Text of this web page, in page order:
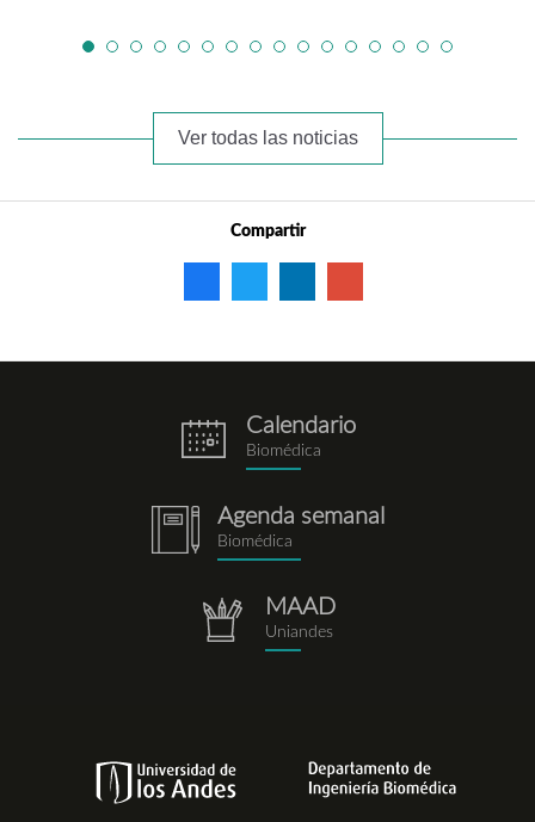
Ver todas las noticias
Compartir
eventos.png
Calendario
Biomédica
notebook.png
Agenda semanal
Biomédica
repositorio.png
MAAD
Uniandes